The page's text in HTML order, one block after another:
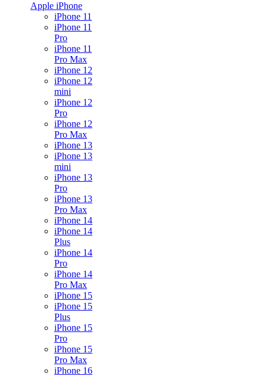
Apple iPhone
iPhone 11
iPhone 11
Pro
iPhone 11
Pro Max
iPhone 12
iPhone 12
mini
iPhone 12
Pro
iPhone 12
Pro Max
iPhone 13
iPhone 13
mini
iPhone 13
Pro
iPhone 13
Pro Max
iPhone 14
iPhone 14
Plus
iPhone 14
Pro
iPhone 14
Pro Max
iPhone 15
iPhone 15
Plus
iPhone 15
Pro
iPhone 15
Pro Max
iPhone 16